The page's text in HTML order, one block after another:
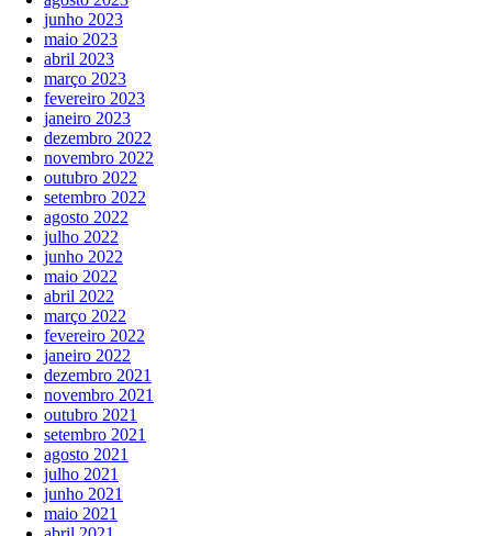
junho 2023
maio 2023
abril 2023
março 2023
fevereiro 2023
janeiro 2023
dezembro 2022
novembro 2022
outubro 2022
setembro 2022
agosto 2022
julho 2022
junho 2022
maio 2022
abril 2022
março 2022
fevereiro 2022
janeiro 2022
dezembro 2021
novembro 2021
outubro 2021
setembro 2021
agosto 2021
julho 2021
junho 2021
maio 2021